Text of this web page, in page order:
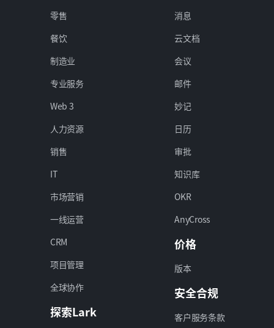
零售
餐饮
制造业
专业服务
Web 3
人力资源
销售
IT
市场营销
一线运营
CRM
项目管理
全球协作
探索Lark
消息
云文档
会议
邮件
妙记
日历
审批
知识库
OKR
AnyCross
价格
版本
安全合规
客户服务条款